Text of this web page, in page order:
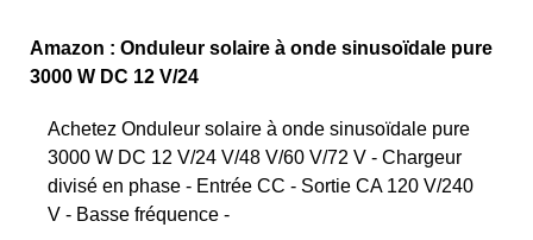
Amazon : Onduleur solaire à onde sinusoïdale pure
3000 W DC 12 V/24
Achetez Onduleur solaire à onde sinusoïdale pure
3000 W DC 12 V/24 V/48 V/60 V/72 V - Chargeur
divisé en phase - Entrée CC - Sortie CA 120 V/240
V - Basse fréquence -